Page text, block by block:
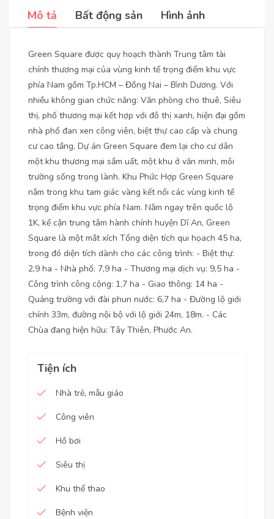
Mô tả Bất động sản Hình ảnh
Green Square được quy hoạch thành Trung tâm tài
chính thương mại của vùng kinh tế trọng điểm khu vực
phía Nam gồm Tp.HCM – Đồng Nai – Bình Dương. Với
nhiều không gian chức năng: Văn phòng cho thuê, Siêu
thị, phố thương mại kết hợp với đô thị xanh, hiện đại gồm
nhà phố đan xen công viên, biệt thự cao cấp và chung
cư cao tầng, Dự án Green Square đem lại cho cư dân
một khu thương mại sầm uất, một khu ở văn minh, môi
trường sống trong lành. Khu Phức Hợp Green Square
nằm trong khu tam giác vàng kết nối các vùng kinh tế
trọng điểm khu vực phía Nam. Nằm ngay trên quốc lộ
1K, kế cận trung tâm hành chính huyện Dĩ An, Green
Square là một mắt xích Tổng diện tích qui họach 45 ha,
trong đó diện tích dành cho các công trình: - Biệt thự:
2,9 ha - Nhà phố: 7,9 ha - Thương mại dịch vụ: 9,5 ha -
Công trình công cộng: 1,7 ha - Giao thông: 14 ha -
Quảng trường với đài phun nước: 6,7 ha - Đường lộ giới
chính 33m, đường nội bộ với lộ giới 24m, 18m. - Các
Chùa đang hiện hữu: Tây Thiên, Phước An.
Tiện ích
Nhà trẻ, mẫu giáo
Công viên
Hồ bơi
Siêu thị
Khu thể thao
Bệnh viện